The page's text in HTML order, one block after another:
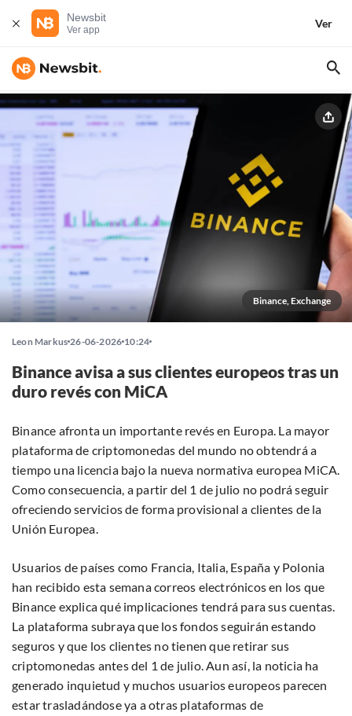
Newsbit
Ver app
Ver
Binance, Exchange
Leon Markus 26-06-2026 10:24
Binance avisa a sus clientes europeos tras un
duro revés con MiCA
Binance afronta un importante revés en Europa. La mayor
plataforma de criptomonedas del mundo no obtendrá a
tiempo una licencia bajo la nueva normativa europea MiCA.
Como consecuencia, a partir del 1 de julio no podrá seguir
ofreciendo servicios de forma provisional a clientes de la
Unión Europea.
Usuarios de países como Francia, Italia, España y Polonia
han recibido esta semana correos electrónicos en los que
Binance explica qué implicaciones tendrá para sus cuentas.
La plataforma subraya que los fondos seguirán estando
seguros y que los clientes no tienen que retirar sus
criptomonedas antes del 1 de julio. Aun así, la noticia ha
generado inquietud y muchos usuarios europeos parecen
estar trasladándose ya a otras plataformas de